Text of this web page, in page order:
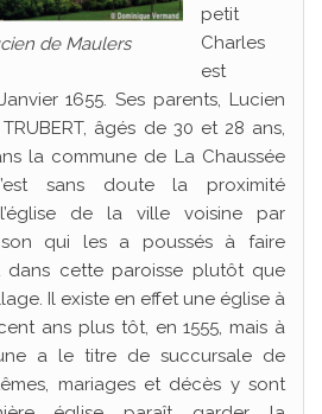
de Maulers
petit
Charles
est
1655. Ses parents, Lucien
âgés de 30 et 28 ans,
la commune de La Chaussée
sans doute la proximité
de la ville voisine par
qui les a poussés à faire
dans cette paroisse plutôt que
Il existe en effet une église à
ans plus tôt, en 1555, mais à
a le titre de succursale de
mariages et décès y sont